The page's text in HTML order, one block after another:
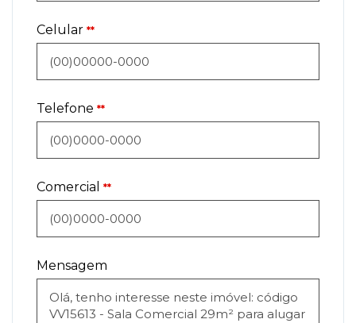
Celular **
Telefone **
Comercial **
Mensagem